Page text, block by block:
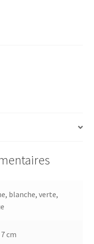
blanche, verte,
cm